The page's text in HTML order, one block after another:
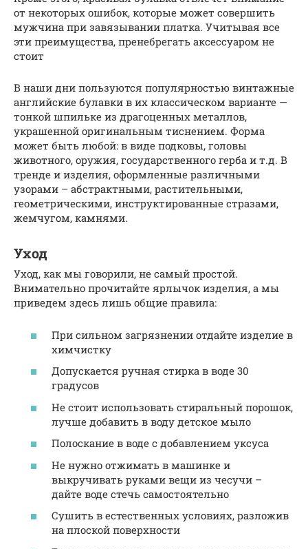
от некоторых ошибок, которые может совершить
мужчина при завязывании платка. Учитывая все
эти преимущества, пренебрегать аксессуаром не
стоит
В наши дни пользуются популярностью винтажные
английские булавки в их классическом варианте —
тонкой шпильке из драгоценных металлов,
украшенной оригинальным тиснением. Форма
может быть любой: в виде подковы, головы
животного, оружия, государственного герба и т.д. В
тренде и изделия, оформленные различными
узорами – абстрактными, растительными,
геометрическими, инструктированные стразами,
жемчугом, камнями.
Уход
Уход, как мы говорили, не самый простой.
Внимательно прочитайте ярлычок изделия, а мы
приведем здесь лишь общие правила:
При сильном загрязнении отдайте изделие в
химчистку
Допускается ручная стирка в воде 30
градусов
Не стоит использовать стиральный порошок,
лучше добавить в воду детское мыло
Полоскание в воде с добавлением уксуса
Не нужно отжимать в машинке и
выкручивать руками вещи из чесучи –
дайте воде стечь самостоятельно
Сушить в естественных условиях, разложив
на плоской поверхности